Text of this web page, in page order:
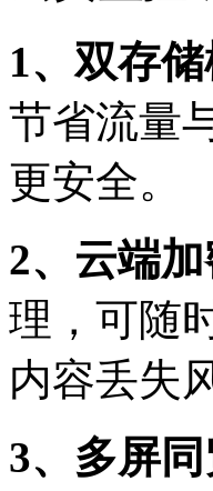
1、双存储
节省流量
更安全。
2、云端加
理，可随
内容丢失
3、多屏同